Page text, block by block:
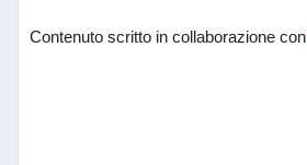
Contenuto scritto in collaborazione con